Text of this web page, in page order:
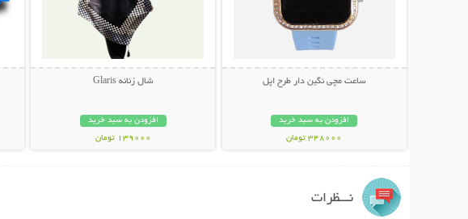
ساعت مچی نگین دار طرح اپل
افزودن به سبد خرید
348000 تومان
شال زنانه Glaris
افزودن به سبد خرید
139000 تومان
نـــظرات